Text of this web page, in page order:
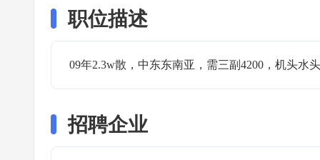
职位描述
09年2.3w散，中东东南亚，需三副4200，机头水
招聘企业